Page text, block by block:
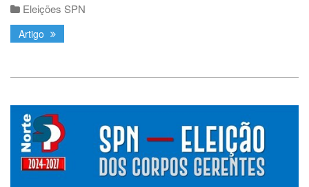
Eleições SPN
Artigo